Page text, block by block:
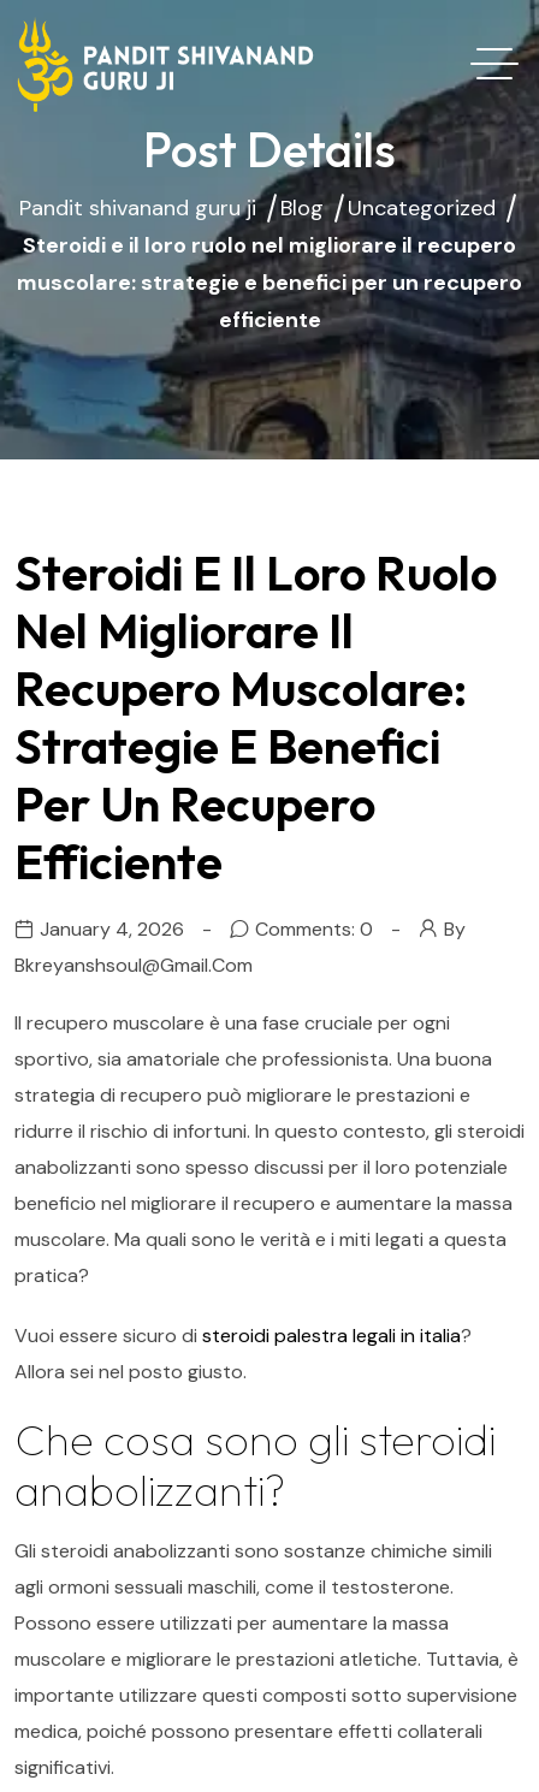
Post Details
Pandit shivanand guru ji Blog
Uncategorized
Steroidi e il loro ruolo nel migliorare il recupero
muscolare: strategie e benefici per un recupero
efficiente
Steroidi E Il Loro Ruolo
Nel Migliorare Il
Recupero Muscolare:
Strategie E Benefici
Per Un Recupero
Efficiente
January 4, 2026 Comments: 0
By
Bkreyanshsoul@gmail.com
Il recupero muscolare è una fase cruciale per ogni
sportivo, sia amatoriale che professionista. Una buona
strategia di recupero può migliorare le prestazioni e
ridurre il rischio di infortuni. In questo contesto, gli steroidi
anabolizzanti sono spesso discussi per il loro potenziale
beneficio nel migliorare il recupero e aumentare la massa
muscolare. Ma quali sono le verità e i miti legati a questa
pratica?
Vuoi essere sicuro di steroidi palestra legali in italia?
Allora sei nel posto giusto.
Che cosa sono gli steroidi
anabolizzanti?
Gli steroidi anabolizzanti sono sostanze chimiche simili
agli ormoni sessuali maschili, come il testosterone.
Possono essere utilizzati per aumentare la massa
muscolare e migliorare le prestazioni atletiche. Tuttavia, è
importante utilizzare questi composti sotto supervisione
medica, poiché possono presentare effetti collaterali
significativi.